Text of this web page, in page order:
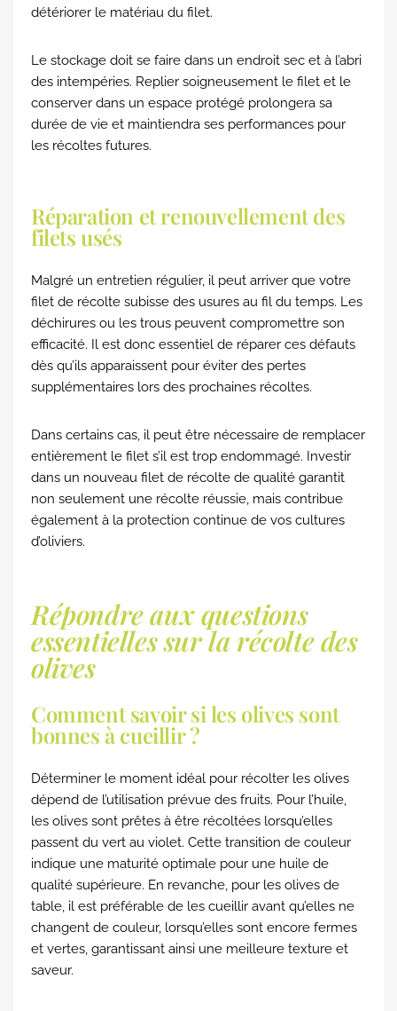
détériorer le matériau du filet.
Le stockage doit se faire dans un endroit sec et à l’abri
des intempéries. Replier soigneusement le filet et le
conserver dans un espace protégé prolongera sa
durée de vie et maintiendra ses performances pour
les récoltes futures.
Réparation et renouvellement des
filets usés
Malgré un entretien régulier, il peut arriver que votre
filet de récolte subisse des usures au fil du temps. Les
déchirures ou les trous peuvent compromettre son
efficacité. Il est donc essentiel de réparer ces défauts
dès qu’ils apparaissent pour éviter des pertes
supplémentaires lors des prochaines récoltes.
Dans certains cas, il peut être nécessaire de remplacer
entièrement le filet s’il est trop endommagé. Investir
dans un nouveau filet de récolte de qualité garantit
non seulement une récolte réussie, mais contribue
également à la protection continue de vos cultures
d’oliviers.
Répondre aux questions
essentielles sur la récolte des
olives
Comment savoir si les olives sont
bonnes à cueillir ?
Déterminer le moment idéal pour récolter les olives
dépend de l’utilisation prévue des fruits. Pour l’huile,
les olives sont prêtes à être récoltées lorsqu’elles
passent du vert au violet. Cette transition de couleur
indique une maturité optimale pour une huile de
qualité supérieure. En revanche, pour les olives de
table, il est préférable de les cueillir avant qu’elles ne
changent de couleur, lorsqu’elles sont encore fermes
et vertes, garantissant ainsi une meilleure texture et
saveur.